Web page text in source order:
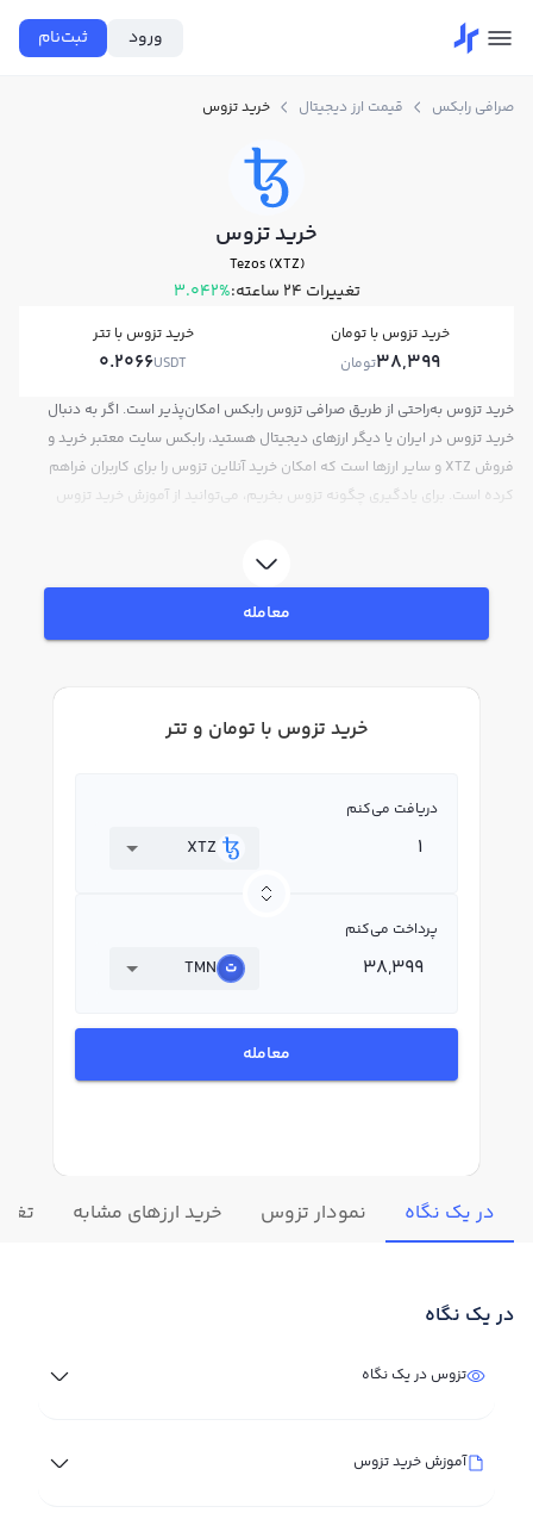
ورود ثبت‌نام
صرافی رابکس قیمت ارز دیجیتال خرید تزوس
خرید تزوس
Tezos (XTZ)
تغییرات ۲۴ ساعته: 3.042%
خرید تزوس با تومان
38,399تومان
خرید تزوس با تتر
0.2066USDT
خرید تزوس به‌راحتی از طریق صرافی تزوس رابکس امکان‌پذیر است. اگر به دنبال
خرید تزوس در ایران یا دیگر ارزهای دیجیتال هستید، رابکس سایت معتبر خرید و
فروش XTZ و سایر ارزها است که امکان خرید آنلاین تزوس را برای کاربران فراهم
کرده است. برای یادگیری چگونه تزوس بخریم، می‌توانید از آموزش خرید تزوس
در بازار رابکس، قیمت لحظه‌ای، نمودار و امکانات فروش تزوس نیز در دسترس شما
قرار دارد تا بتوانید تصمیمات بهتری در معاملات خود بگیرید.
معامله
خرید تزوس با تومان و تتر
دریافت می‌کنم
XTZ
پرداخت می‌کنم
TMN
معامله
در یک نگاه نمودار تزوس خرید ارزهای مشابه
در یک نگاه
تزوس در یک نگاه
آموزش خرید تزوس